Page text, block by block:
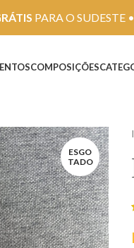
COMPOSIÇÕES
ESGO
TADO
PARA O SUDESTE